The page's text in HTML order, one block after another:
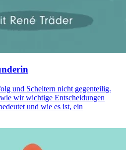
und Scheitern nicht gegenteilig.
wir wichtige Entscheidungen
und wie es ist, ein